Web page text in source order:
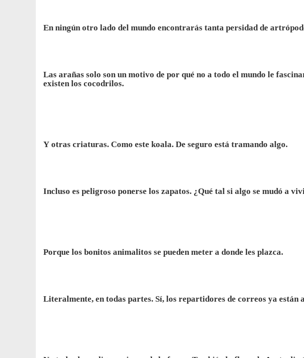
En ningún otro lado del mundo encontrarás tanta persidad de
Las arañas solo son un motivo de por qué no a todo el mundo le
existen los cocodrilos.
Y otras criaturas. Como este koala. De seguro está tramando algo.
Incluso es peligroso ponerse los zapatos. ¿Qué tal si algo se mudó a
Porque los bonitos animalitos se pueden meter a donde les plazca.
Literalmente, en todas partes. Sí, los repartidores de correos ya están